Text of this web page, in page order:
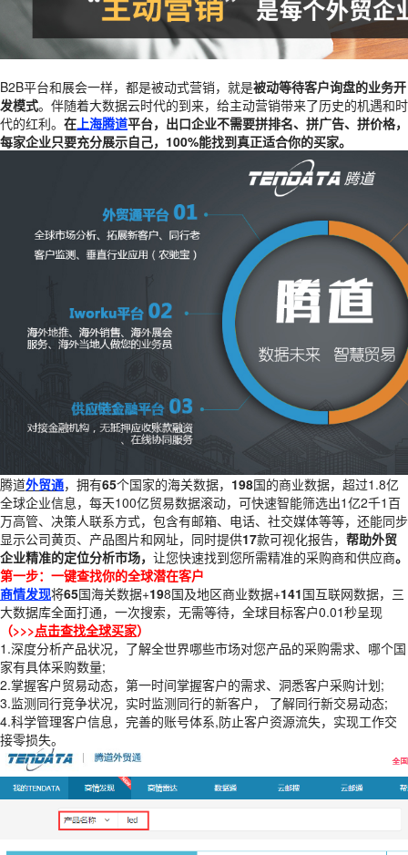
B2B平台和展会一样，都是被动式营销，就是被动等待客户询盘的业务开
发模式。伴随着大数据云时代的到来，给主动营销带来了历史的机遇和时
代的红利。 在上海腾道平台，出口企业不需要拼排名、拼广告、拼价格，
每家企业只要充分展示自己，100%能找到真正适合你的买家。
腾道外贸通，拥有65个国家的海关数据， 198国的商业数据，超过1.8亿
全球企业信息，每天100亿贸易数据滚动，可快速智能筛选出1亿2千1百
万高管、决策人联系方式，包含有邮箱、电话、社交媒体等等，还能同步
显示公司黄页、产品图片和网址，同时提供17款可视化报告， 帮助外贸
企业精准的定位分析市场， 让您快速找到您所需精准的采购商和供应商。
第一步：一键查找你的全球潜在客户
商情发现将65国海关数据+198国及地区商业数据+141国互联网数据，三
大数据库全面打通，一次搜索，无需等待，全球目标客户0.01秒呈现
（>>>点击查找全球买家）
1.深度分析产品状况，了解全世界哪些市场对您产品的采购需求、哪个国
家有具体采购数量;
2.掌握客户贸易动态，第一时间掌握客户的需求、洞悉客户采购计划;
3.监测同行竞争状况，实时监测同行的新客户， 了解同行新交易动态;
4.科学管理客户信息，完善的账号体系,防止客户资源流失，实现工作交
接零损失。